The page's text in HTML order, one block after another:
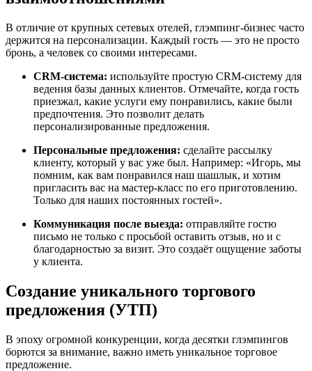
В отличие от крупных сетевых отелей, глэмпинг-бизнес часто
держится на персонализации. Каждый гость — это не просто
бронь, а человек со своими интересами.
CRM-система: используйте простую CRM-систему для
ведения базы данных клиентов. Отмечайте, когда гость
приезжал, какие услуги ему понравились, какие были
предпочтения. Это позволит делать
персонализированные предложения.
Персональные предложения: сделайте рассылку
клиенту, который у вас уже был. Например: «Игорь, мы
помним, как вам понравился наш шашлык, и хотим
пригласить вас на мастер-класс по его приготовлению.
Только для наших постоянных гостей».
Коммуникация после выезда: отправляйте гостю
письмо не только с просьбой оставить отзыв, но и с
благодарностью за визит. Это создаёт ощущение заботы
у клиента.
Создание уникального торгового
предложения (УТП)
В эпоху огромной конкуренции, когда десятки глэмпингов
борются за внимание, важно иметь уникальное торговое
предложение.